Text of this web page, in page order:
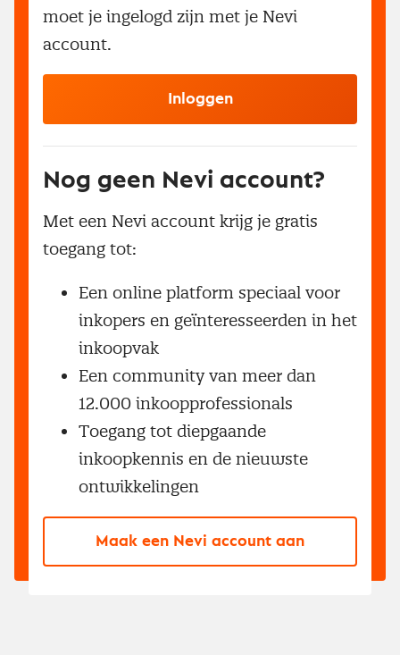
moet je ingelogd zijn met je Nevi
account.
Inloggen
Nog geen Nevi account?
Met een Nevi account krijg je gratis
toegang tot:
Een online platform speciaal voor
inkopers en geïnteresseerden in het
inkoopvak
Een community van meer dan
12.000 inkoopprofessionals
Toegang tot diepgaande
inkoopkennis en de nieuwste
ontwikkelingen
Maak een Nevi account aan